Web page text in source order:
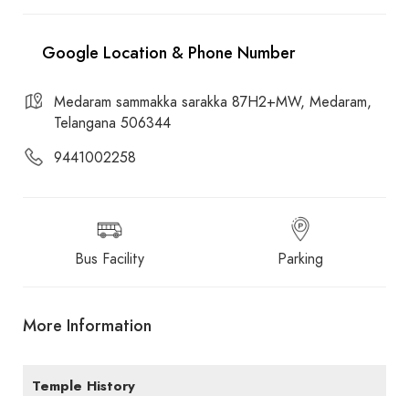
Medaram sammakka sarakka 87H2+MW, Medaram,
Telangana 506344
9441002258
Bus Facility Parking
More Information
Temple History